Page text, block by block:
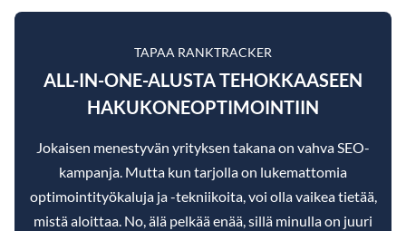
TAPAA RANKTRACKER
ALL-IN-ONE-ALUSTA TEHOKKAASEEN
HAKUKONEOPTIMOINTIIN
Jokaisen menestyvän yrityksen takana on vahva SEO-
kampanja. Mutta kun tarjolla on lukemattomia
optimointityökaluja ja -tekniikoita, voi olla vaikea tietää,
mistä aloittaa. No, älä pelkää enää, sillä minulla on juuri